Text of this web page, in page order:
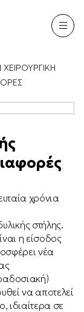
χρόνια
στήλης.
η είσοδος
νέα
να αποτελεί
ιδιαίτερα σε